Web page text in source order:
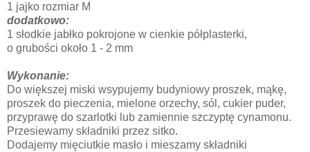
1 jajko rozmiar M
dodatkowo:
1 słodkie jabłko pokrojone w cienkie półplasterki,
o grubości około 1 - 2 mm
Wykonanie:
Do większej miski wsypujemy budyniowy proszek, mąkę,
proszek do pieczenia, mielone orzechy, sól, cukier puder,
przyprawę do szarlotki lub zamiennie szczyptę cynamonu.
Przesiewamy składniki przez sitko.
Dodajemy mięciutkie masło i mieszamy składniki